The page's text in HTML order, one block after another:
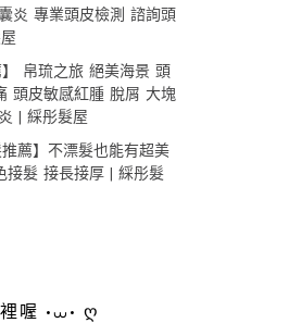
炎 專業頭皮檢測 諮詢頭
】 帛琉之旅 絕美海景 頭
頭皮敏感紅腫 脫屑 大塊
| 綵彤髮屋
推薦】不漂髮也能有超美
接髮 接長接厚 | 綵彤髮
喔 •⩊• ღ